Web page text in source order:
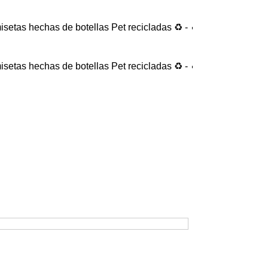
de botellas Pet recicladas ♻️ - 🔥 Por compras
de botellas Pet recicladas ♻️ - 🔥 Por compras